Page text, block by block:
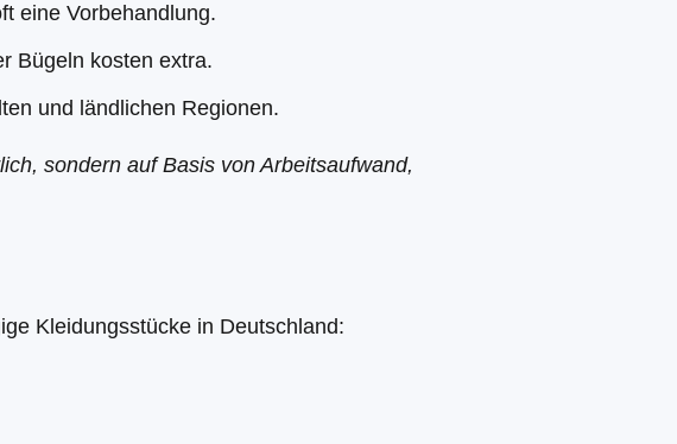
eine Vorbehandlung.
Bügeln kosten extra.
und ländlichen Regionen.
sondern auf Basis von Arbeitsaufwand,
Kleidungsstücke in Deutschland: